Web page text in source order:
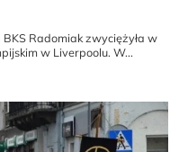
Radomiak zwyciężyła w
w Liverpoolu. W...